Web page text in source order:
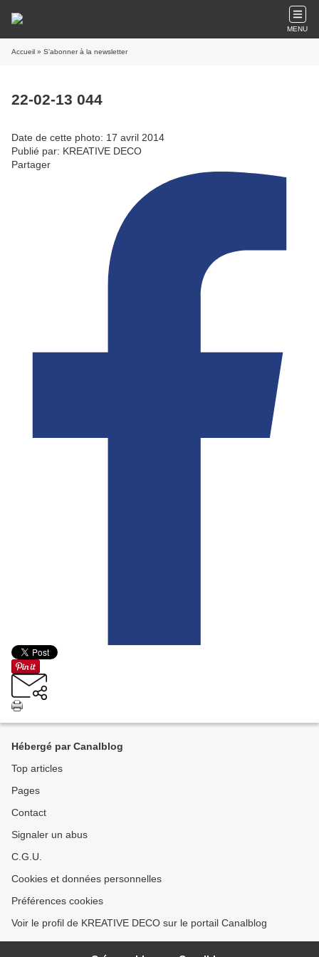
MENU
Accueil » S'abonner à la newsletter
22-02-13 044
Date de cette photo: 17 avril 2014
Publié par: KREATIVE DECO
Partager
Hébergé par Canalblog
Top articles
Pages
Contact
Signaler un abus
C.G.U.
Cookies et données personnelles
Préférences cookies
Voir le profil de KREATIVE DECO sur le portail Canalblog